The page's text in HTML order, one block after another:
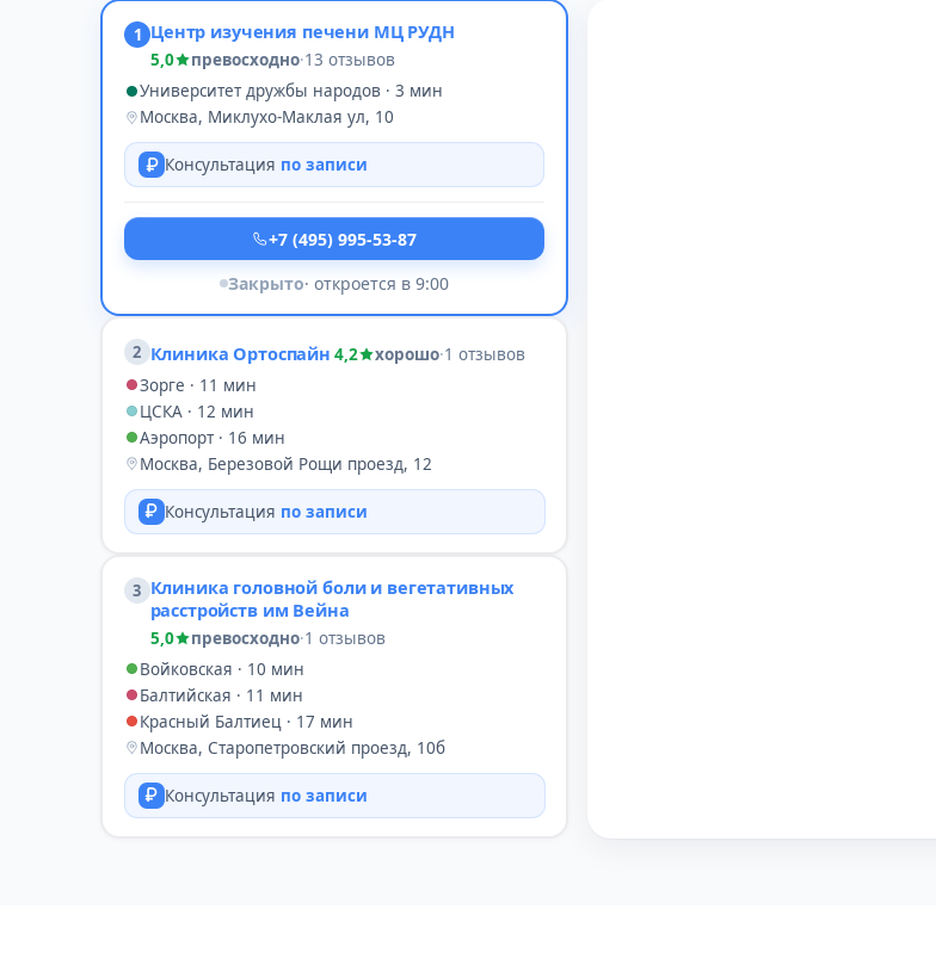
1 Центр изучения печени МЦ РУДН
5,0 превосходно·13 отзывов
Университет дружбы народов · 3 мин
Москва, Миклухо-Маклая ул, 10
Консультация по записи
+7 (495) 995-53-87
Закрыто· откроется в 9:00
2 Клиника Ортоспайн 4,2 хорошо·1 отзывов
Зорге · 11 мин
ЦСКА · 12 мин
Аэропорт · 16 мин
Москва, Березовой Рощи проезд, 12
Консультация по записи
3 Клиника головной боли и вегетативных
расстройств им Вейна
5,0 превосходно·1 отзывов
Войковская · 10 мин
Балтийская · 11 мин
Красный Балтиец · 17 мин
Москва, Старопетровский проезд, 10б
Консультация по записи